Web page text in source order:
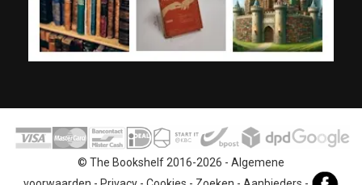
© The Bookshelf 2016-2026 - Algemene